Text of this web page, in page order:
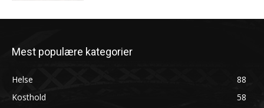
Mest populære kategorier
Helse
88
Kosthold
58